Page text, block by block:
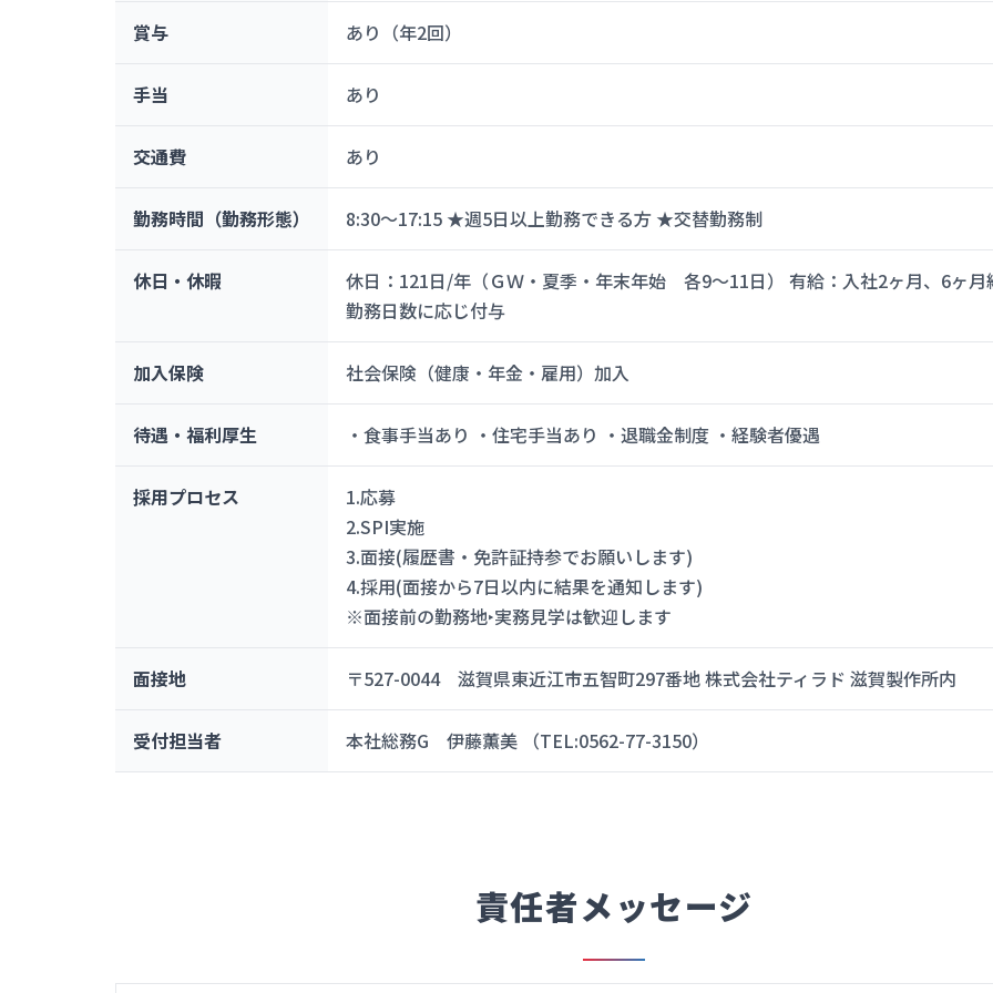
賞与 あり（年2回）
手当 あり
交通費 あり
勤務時間（勤務形態） 8:30～17:15 ★週5日以上勤務できる方 ★交替勤務制
休日・休暇
休日：121日/年（ＧＷ・夏季・年末年始 各9～11日） 有給：入社2ヶ月、6ヶ月
勤務日数に応じ付与
加入保険 社会保険（健康・年金・雇用）加入
待遇・福利厚生 ・食事手当あり ・住宅手当あり ・退職金制度 ・経験者優遇
採用プロセス
1.応募
2.SPI実施
3.面接(履歴書・免許証持参でお願いします)
4.採用(面接から7日以内に結果を通知します)
※面接前の勤務地‣実務見学は歓迎します
面接地 〒527-0044 滋賀県東近江市五智町297番地 株式会社ティラド 滋賀製作所内
受付担当者 本社総務G 伊藤薫美 （TEL:0562-77-3150）
責任者メッセージ